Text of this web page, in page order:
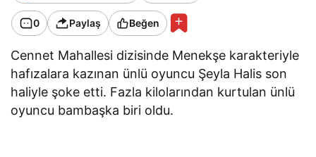
0 Paylaş Beğen
Cennet Mahallesi dizisinde Menekşe karakteriyle
hafızalara kazınan ünlü oyuncu Şeyla Halis son
haliyle şoke etti. Fazla kilolarından kurtulan ünlü
oyuncu bambaşka biri oldu.